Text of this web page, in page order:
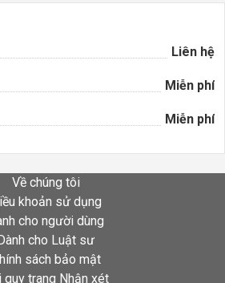
Liên hệ
Miễn phí
Miễn phí
Về chúng tôi
khoản sử dụng
cho người dùng
cho Luật sư
sách bảo mật
quy trang Nhận xét